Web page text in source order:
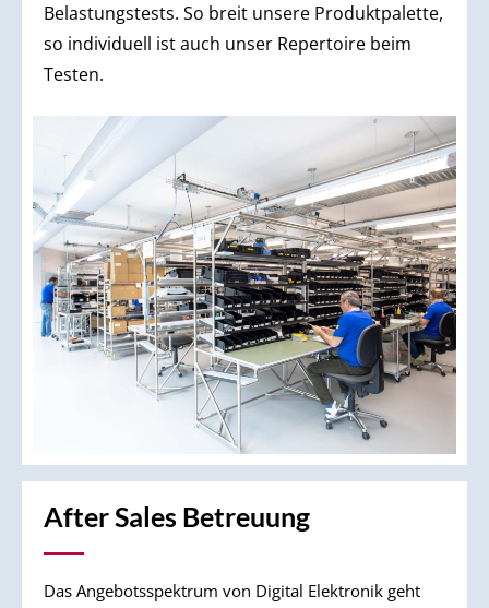
Belastungstests. So breit unsere Produktpalette,
so individuell ist auch unser Repertoire beim
Testen.
After Sales Betreuung
Das Angebotsspektrum von Digital Elektronik geht